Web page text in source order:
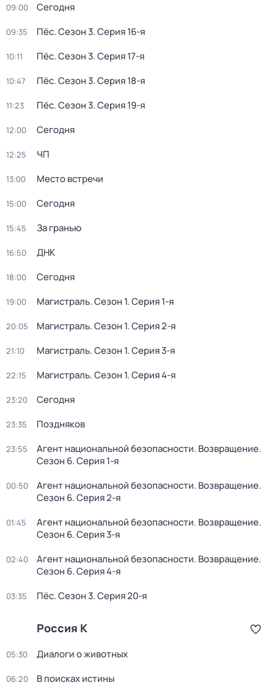
09:00 Сегодня
09:35 Пёс. Сезон 3. Серия 16-я
10:11 Пёс. Сезон 3. Серия 17-я
10:47 Пёс. Сезон 3. Серия 18-я
11:23 Пёс. Сезон 3. Серия 19-я
12:00 Сегодня
12:25 ЧП
13:00 Место встречи
15:00 Сегодня
15:45 За гранью
16:50 ДНК
18:00 Сегодня
19:00 Магистраль. Сезон 1. Серия 1-я
20:05 Магистраль. Сезон 1. Серия 2-я
21:10 Магистраль. Сезон 1. Серия 3-я
22:15 Магистраль. Сезон 1. Серия 4-я
23:20 Сегодня
23:35 Поздняков
23:55 Агент национальной безопасности. Возвращение.
Сезон 6. Серия 1-я
00:50 Агент национальной безопасности. Возвращение.
Сезон 6. Серия 2-я
01:45 Агент национальной безопасности. Возвращение.
Сезон 6. Серия 3-я
02:40 Агент национальной безопасности. Возвращение.
Сезон 6. Серия 4-я
03:35 Пёс. Сезон 3. Серия 20-я
Россия К
05:30 Диалоги о животных
06:20 В поисках истины